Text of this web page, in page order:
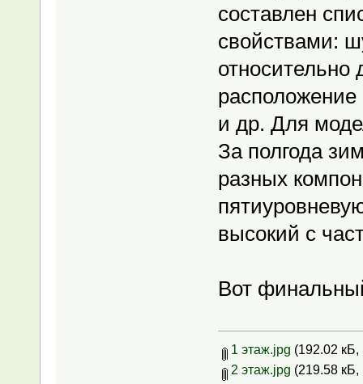
составлен
свойствами:
и др. Для
За полгода
разных
высокий с
Вот
1 этаж.jpg (192.02
2 этаж.jpg (219.58